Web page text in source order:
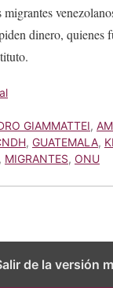
dinero, quienes
GIAMMATTEI,
, GUATEMALA,
MIGRANTES, ONU
de la versión